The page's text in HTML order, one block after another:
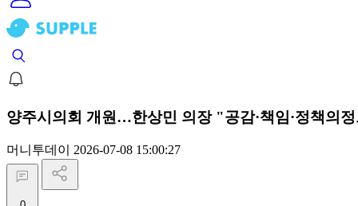
양주시의회 개원…한상민 의장 "공감·책임·정책의
머니투데이 2026-07-08 15:00:27